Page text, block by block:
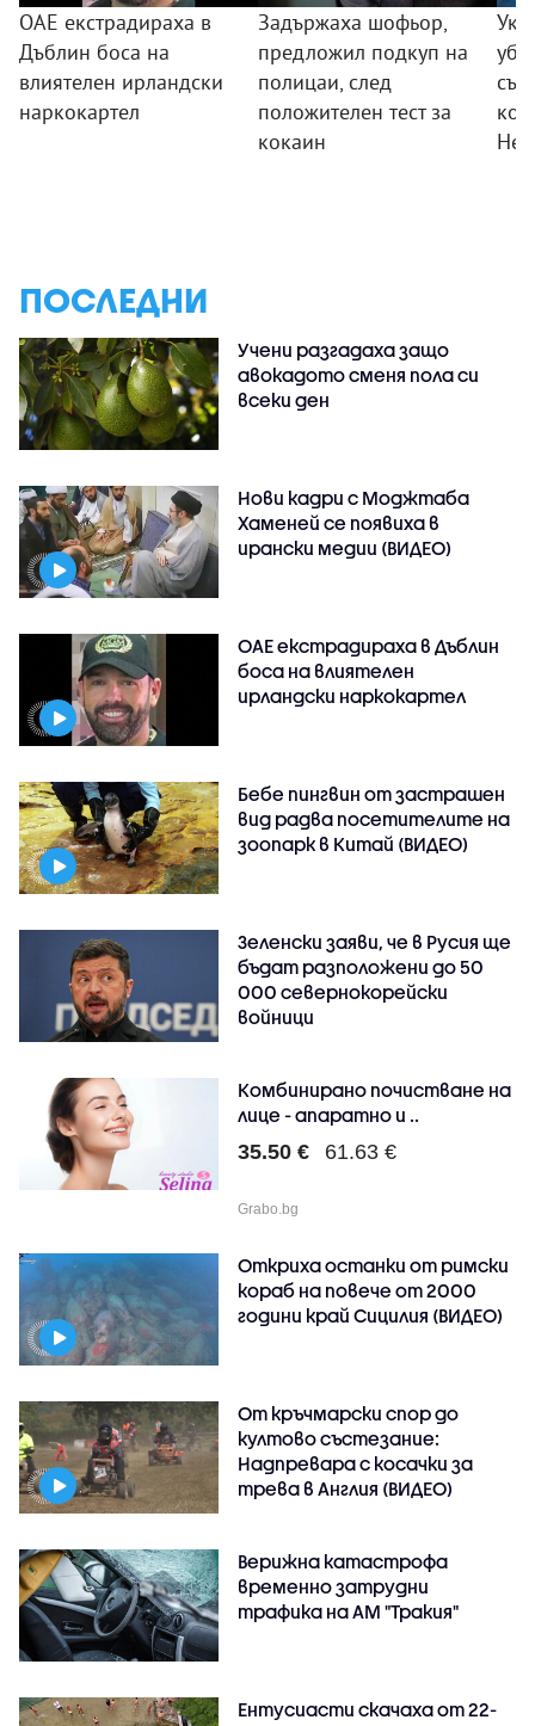
ОАЕ екстрадираха в
Дъблин боса на
влиятелен ирландски
наркокартел
Задържаха шофьор,
предложил подкуп на
полицаи, след
положителен тест за
кокаин
ПОСЛЕДНИ
Учени разгадаха защо
авокадото сменя пола си
всеки ден
Нови кадри с Моджтаба
Хаменей се появиха в
ирански медии (ВИДЕО)
ОАЕ екстрадираха в Дъблин
боса на влиятелен
ирландски наркокартел
Бебе пингвин от застрашен
вид радва посетителите на
зоопарк в Китай (ВИДЕО)
Зеленски заяви, че в Русия ще
бъдат разположени до 50
000 севернокорейски
войници
Комбинирано почистване на
лице - апаратно и ..
35.50 € 61.63 €
Grabo.bg
Откриха останки от римски
кораб на повече от 2000
години край Сицилия (ВИДЕО)
От кръчмарски спор до
култово състезание:
Надпревара с косачки за
трева в Англия (ВИДЕО)
Верижна катастрофа
временно затрудни
трафика на АМ "Тракия"
Ентусиасти скачаха от 22-